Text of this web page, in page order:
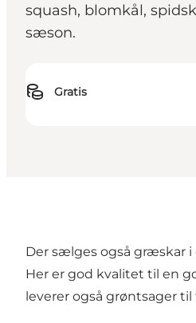
squash, blomkål,
sæson.
Gratis
Der sælges også græskar
Her er god kvalitet til en
leverer også grøntsager